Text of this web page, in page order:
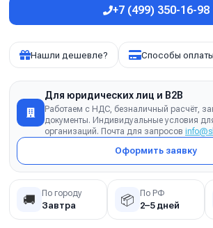
+7 (499) 350-16-98
Нашли дешевле? Способы оплаты
Для юридических лиц и B2B
Работаем с НДС, безналичный расчёт,
документы. Индивидуальные условия
организаций. Почта для запросов
Оформить заявку
🚚 По городу
Завтра 📦 По РФ
2–5 дней